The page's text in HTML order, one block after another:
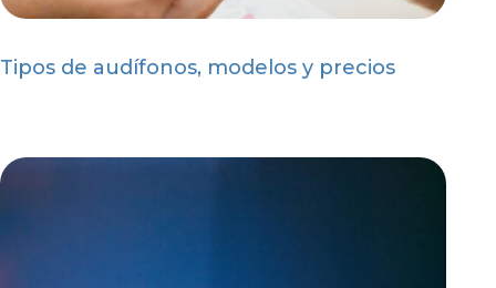
Tipos de audífonos, modelos y precios